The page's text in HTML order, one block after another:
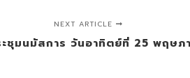
NEXT ARTICLE
ชุมนมัสการ วันอาทิตย์ที่ 25 พฤษภ